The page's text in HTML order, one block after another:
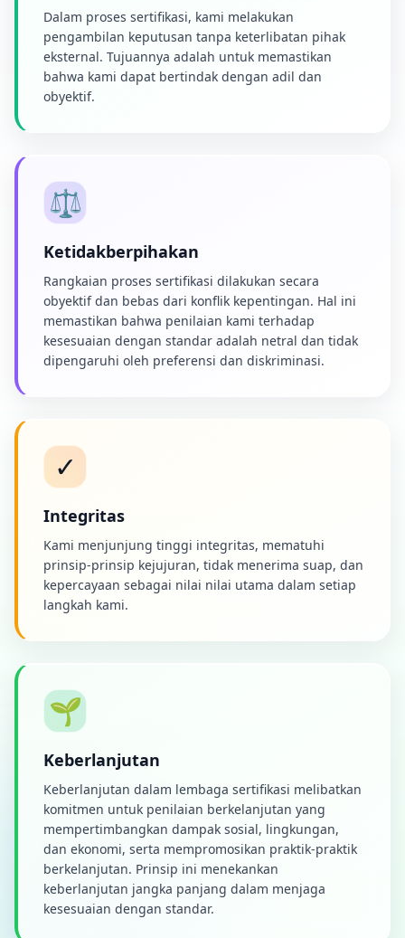
Dalam proses sertifikasi, kami melakukan
pengambilan keputusan tanpa keterlibatan pihak
eksternal. Tujuannya adalah untuk memastikan
bahwa kami dapat bertindak dengan adil dan
obyektif.
⚖️
Ketidakberpihakan
Rangkaian proses sertifikasi dilakukan secara
obyektif dan bebas dari konflik kepentingan. Hal ini
memastikan bahwa penilaian kami terhadap
kesesuaian dengan standar adalah netral dan tidak
dipengaruhi oleh preferensi dan diskriminasi.
✓
Integritas
Kami menjunjung tinggi integritas, mematuhi
prinsip-prinsip kejujuran, tidak menerima suap, dan
kepercayaan sebagai nilai nilai utama dalam setiap
langkah kami.
🌱
Keberlanjutan
Keberlanjutan dalam lembaga sertifikasi melibatkan
komitmen untuk penilaian berkelanjutan yang
mempertimbangkan dampak sosial, lingkungan,
dan ekonomi, serta mempromosikan praktik-praktik
berkelanjutan. Prinsip ini menekankan
keberlanjutan jangka panjang dalam menjaga
kesesuaian dengan standar.